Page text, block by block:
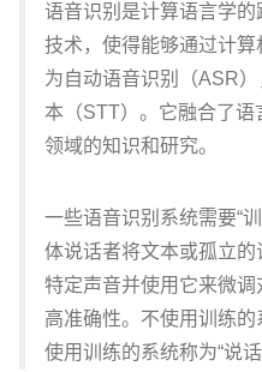
语音识别是计算语言学
技术，使得能够通过计
为自动语音识别（ASR
本（STT）。它融合了
领域的知识和研究。
一些语音识别系统需要“
体说话者将文本或孤立
特定声音并使用它来微
高准确性。不使用训练的
使用训练的系统称为“说话